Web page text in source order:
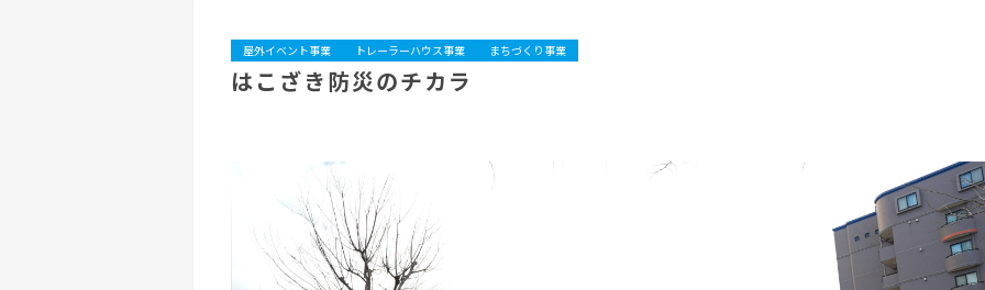
地面養生資材
屋外イベント事業 トレーラーハウス事業 まちづくり事業
はこざき防災のチカラ